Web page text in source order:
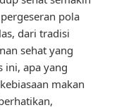
pola
dari tradisi
sehat yang
ini, apa yang
makan